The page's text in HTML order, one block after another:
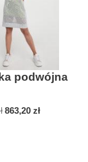
podwójna
863,20zł